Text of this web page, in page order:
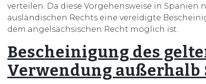
verteilen. Da diese Vorgehensweise in Spanien
ausländischen Rechts eine vereidigte
dem angelsächsischen Recht möglich ist.
Bescheinigung des
Verwendung außerhalb